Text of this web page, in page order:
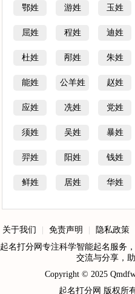
鄂姓 游姓 玉姓
屈姓 程姓 迪姓
杜姓 邴姓 朱姓
能姓 公羊姓 赵姓
应姓 冼姓 党姓
须姓 吴姓 暴姓
羿姓 阳姓 钱姓
鲜姓 居姓 华姓
关于我们 免责声明 隐私政策
起名打分网专注科学智能起名服务
交流与分享，
Copyright © 2025
起名打分网 版权所